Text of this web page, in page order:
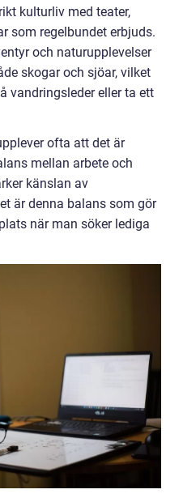
kulturliv med teater,
som regelbundet erbjuds.
och naturupplevelser
skogar och sjöar, vilket
vandringsleder eller ta ett
ofta att det är
mellan arbete och
känslan av
är denna balans som gör
när man söker lediga